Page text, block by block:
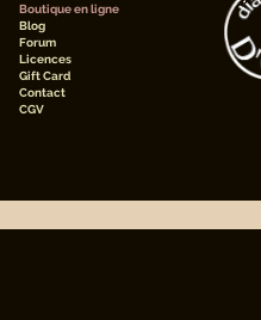
Boutique en ligne
Blog
Forum
Licences
Gift Card
Contact
CGV